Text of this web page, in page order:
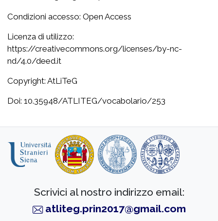
Condizioni accesso: Open Access
Licenza di utilizzo:
https://creativecommons.org/licenses/by-nc-
nd/4.0/deed.it
Copyright: AtLiTeG
Doi: 10.35948/ATLITEG/vocabolario/253
Scrivici al nostro indirizzo email:
atliteg.prin2017@gmail.com